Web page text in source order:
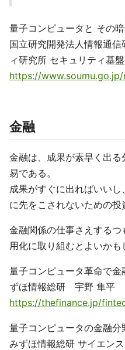
量子コンピュータと その
国立研究開発法人情報通
ィ研究所 セキュリティ基
https://
金融
金融は、成果が素早く出
易である。
成果がすぐに出ればいい
に先をこされないための投
金融関係の仕事さえする
用化に取り組むとよいかも
量子コンピュータ革命で
ずほ情報総研 宇野 隼平
https://thefinance.jp/
量子コンピュータの金融分
みずほ情報総研 サイエン